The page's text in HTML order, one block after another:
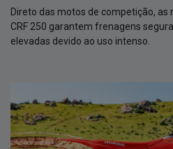
Direto das motos de competição, as
CRF 250 garantem frenagens
elevadas devido ao uso intenso.